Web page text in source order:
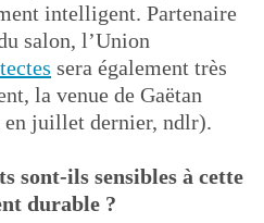
intelligent. Partenaire
salon, l’Union
sera également très
la venue de Gaëtan
en juillet dernier, ndlr).
sont-ils sensibles à cette
durable ?